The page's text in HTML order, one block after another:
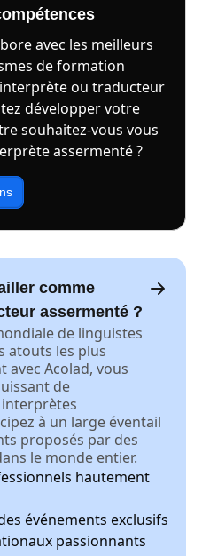
avec les meilleurs
de formation
ou traducteur
développer votre
souhaitez-vous vous
assermenté ?
comme
assermenté ?
de linguistes
atouts les plus
avec Acolad, vous
de
à un large éventail
proposés par des
le monde entier.
hautement
événements exclusifs
passionnants